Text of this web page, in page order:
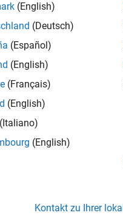
(English)
(Deutsch)
(Español)
(English)
(Français)
(English)
(Italiano)
(English)
Kontakt zu Ihrer